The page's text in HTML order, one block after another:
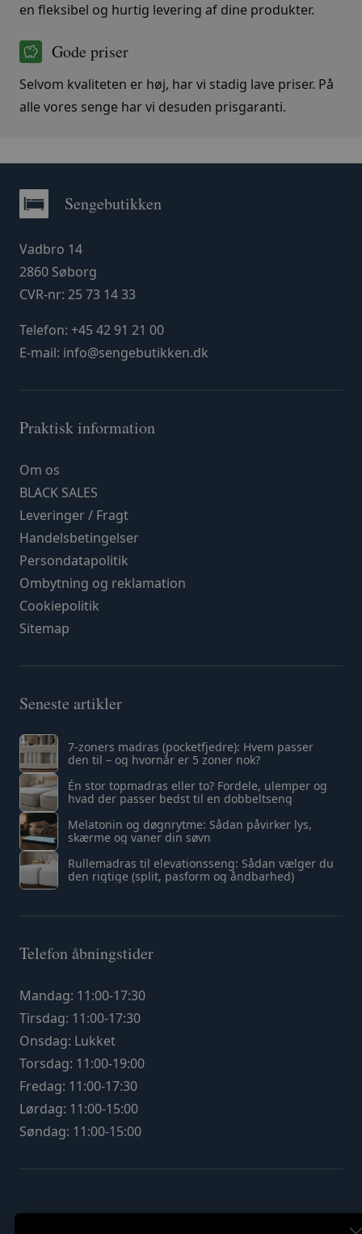
en fleksibel og hurtig levering af dine produkter.
Gode priser
Selvom kvaliteten er høj, har vi stadig lave priser. På
alle vores senge har vi desuden prisgaranti.
Sengebutikken
Vadbro 14
2860 Søborg
CVR-nr: 25 73 14 33
Telefon: +45 42 91 21 00
E-mail: info@sengebutikken.dk
Praktisk information
Om os
BLACK SALES
Leveringer / Fragt
Handelsbetingelser
Persondatapolitik
Ombytning og reklamation
Cookiepolitik
Sitemap
Seneste artikler
7-zoners madras (pocketfjedre): Hvem passer
den til – og hvornår er 5 zoner nok?
Én stor topmadras eller to? Fordele, ulemper og
hvad der passer bedst til en dobbeltseng
Melatonin og døgnrytme: Sådan påvirker lys,
skærme og vaner din søvn
Rullemadras til elevationsseng: Sådan vælger du
den rigtige (split, pasform og åndbarhed)
Telefon åbningstider
Mandag: 11:00-17:30
Tirsdag: 11:00-17:30
Onsdag: Lukket
Torsdag: 11:00-19:00
Fredag: 11:00-17:30
Lørdag: 11:00-15:00
Søndag: 11:00-15:00